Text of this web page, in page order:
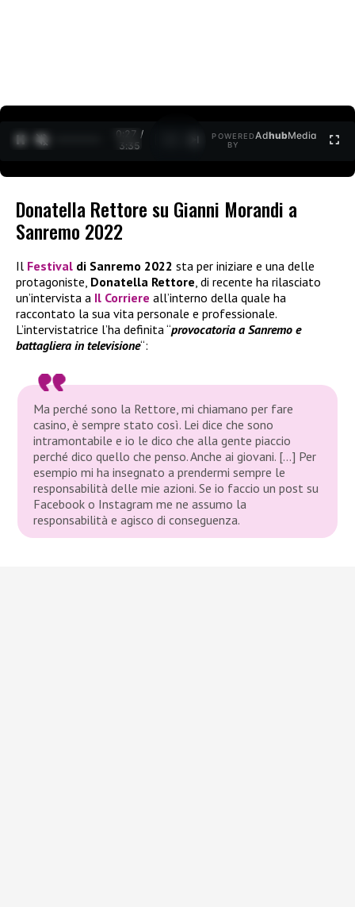
0:27 /
3:35
POWERED
BY
AdhubMedia
Donatella Rettore su Gianni Morandi a
Sanremo 2022
Il Festival di Sanremo 2022 sta per iniziare e una delle
protagoniste, Donatella Rettore, di recente ha rilasciato
un’intervista a Il Corriere all’interno della quale ha
raccontato la sua vita personale e professionale.
L’intervistatrice l’ha definita “provocatoria a Sanremo e
battagliera in televisione“:
Ma perché sono la Rettore, mi chiamano per fare
casino, è sempre stato così. Lei dice che sono
intramontabile e io le dico che alla gente piaccio
perché dico quello che penso. Anche ai giovani. […] Per
esempio mi ha insegnato a prendermi sempre le
responsabilità delle mie azioni. Se io faccio un post su
Facebook o Instagram me ne assumo la
responsabilità e agisco di conseguenza.